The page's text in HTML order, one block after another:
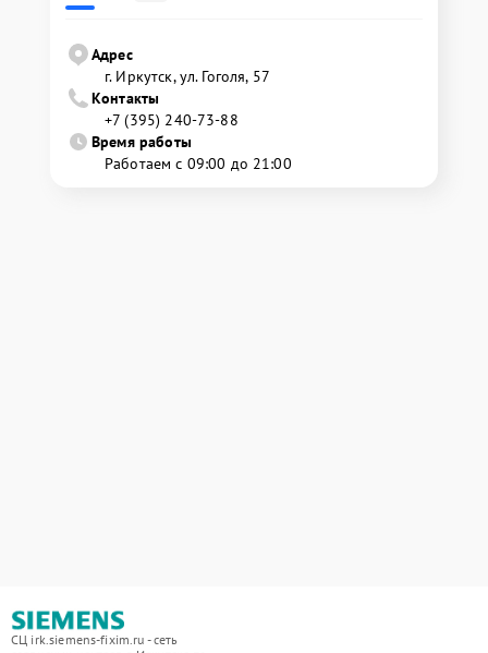
Адрес
г. Иркутск, ул. ​Гоголя, 57
Контакты
+7 (395) 240-73-88
Время работы
Работаем с 09:00 до 21:00
СЦ irk.siemens-fixim.ru - сеть